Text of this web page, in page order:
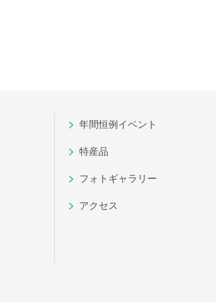
年間恒例イベント
特産品
フォトギャラリー
アクセス